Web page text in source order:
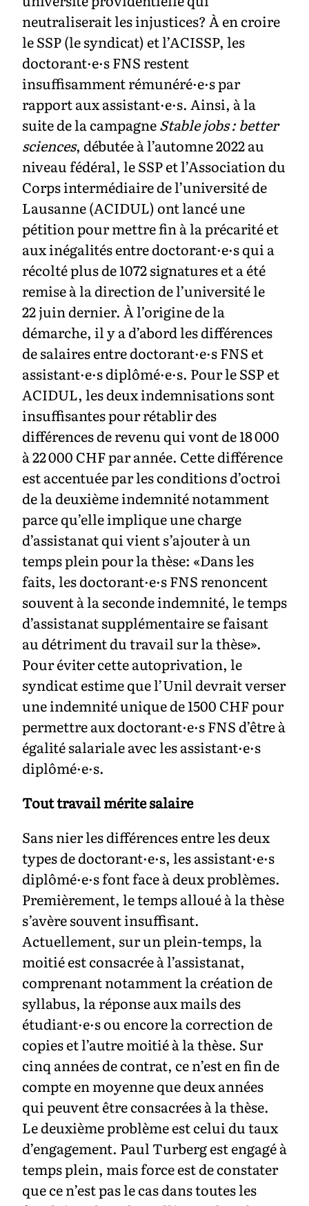
neutraliserait les injustices? À en croire
le SSP (le syndicat) et l’ACISSP, les
doctorant·e·s FNS restent
insuffisamment rémunéré·e·s par
rapport aux assistant·e·s. Ainsi, à la
suite de la campagneStable jobs : better
sciences, débutée à l’automne 2022 au
niveau fédéral, le SSP et l’Association du
Corps intermédiaire de l’université de
Lausanne (ACIDUL) ont lancé une
pétition pour mettre fin à la précarité et
aux inégalités entre doctorant·e·s qui a
récolté plus de 1072 signatures et a été
remise à la direction de l’université le
22 juin dernier. À l’origine de la
démarche, il y a d’abord les différences
de salaires entre doctorant·e·s FNS et
assistant·e·s diplômé·e·s. Pour le SSP et
ACIDUL, les deux indemnisations sont
insuffisantes pour rétablir des
différences de revenu qui vont de 18 000
à 22 000 CHF par année. Cette différence
est accentuée par les conditions d’octroi
de la deuxième indemnité notamment
parce qu’elle implique une charge
d’assistanat qui vient s’ajouter à un
temps plein pour la thèse: «Dans les
faits, les doctorant·e·s FNS renoncent
souvent à la seconde indemnité, le temps
d’assistanat supplémentaire se faisant
au détriment du travail sur la thèse».
Pour éviter cette autoprivation, le
syndicat estime que l’Unil devrait verser
une indemnité unique de 1500 CHF pour
permettre aux doctorant·e·s FNS d’être à
égalité salariale avec les assistant·e·s
diplômé·e·s.
Tout travail mérite salaire
Sans nier les différences entre les deux
types de doctorant·e·s, les assistant·e·s
diplômé·e·s font face à deux problèmes.
Premièrement, le temps alloué à la thèse
s’avère souvent insuffisant.
Actuellement, sur un plein-temps, la
moitié est consacrée à l’assistanat,
comprenant notamment la création de
syllabus, la réponse aux mails des
étudiant·e·s ou encore la correction de
copies et l’autre moitié à la thèse. Sur
cinq années de contrat, ce n’est en fin de
compte en moyenne que deux années
qui peuvent être consacrées à la thèse.
Le deuxième problème est celui du taux
d’engagement. Paul Turberg est engagé à
temps plein, mais force est de constater
que ce n’est pas le cas dans toutes les